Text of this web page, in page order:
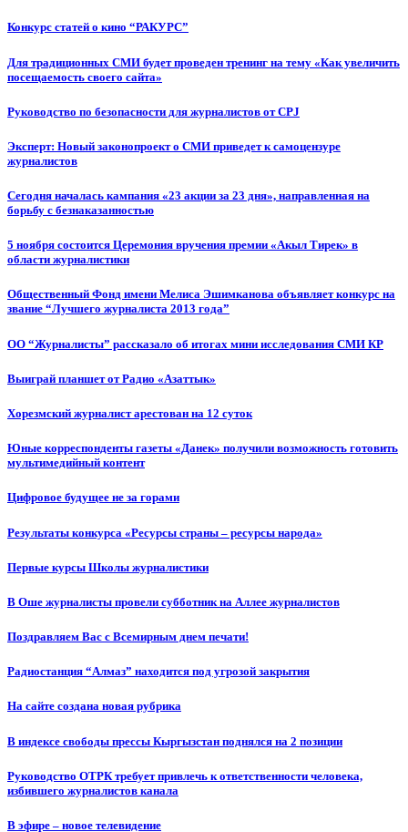
Конкурс статей о кино “РАКУРС”
Для традиционных СМИ будет проведен тренинг на тему «Как увеличить
посещаемость своего сайта»
Руководство по безопасности для журналистов от CPJ
Эксперт: Новый законопроект о СМИ приведет к самоцензуре
журналистов
Сегодня началась кампания «23 акции за 23 дня», направленная на
борьбу с безнаказанностью
5 ноября состоится Церемония вручения премии «Акыл Тирек» в
области журналистики
Общественный Фонд имени Мелиса Эшимканова объявляет конкурс на
звание “Лучшего журналиста 2013 года”
ОО “Журналисты” рассказало об итогах мини исследования СМИ КР
Выиграй планшет от Радио «Азаттык»
Хорезмский журналист арестован на 12 суток
Юные корреспонденты газеты «Данек» получили возможность готовить
мультимедийный контент
Цифровое будущее не за горами
Результаты конкурса «Ресурсы страны – ресурсы народа»
Первые курсы Школы журналистики
В Оше журналисты провели субботник на Аллее журналистов
Поздравляем Вас с Всемирным днем печати!
Радиостанция “Алмаз” находится под угрозой закрытия
На сайте создана новая рубрика
В индексе свободы прессы Кыргызстан поднялся на 2 позиции
Руководство ОТРК требует привлечь к ответственности человека,
избившего журналистов канала
В эфире – новое телевидение